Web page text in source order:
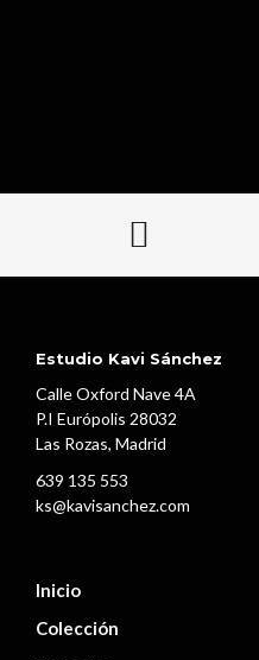
Estudio Kavi Sánchez
Calle Oxford Nave 4A
P.I Európolis 28032
Las Rozas, Madrid
639 135 553
ks@kavisanchez.com
Inicio
Colección